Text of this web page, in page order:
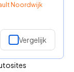
Noordwijk
Vergelijk